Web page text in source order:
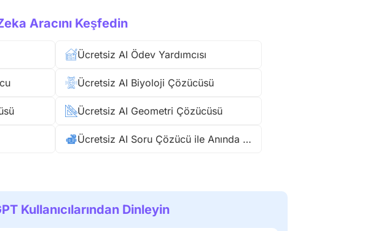
Aracını Keşfedin
Ücretsiz AI Ödev Yardımcısı
Ücretsiz AI Biyoloji Çözücüsü
Ücretsiz AI Geometri Çözücüsü
Ücretsiz AI Soru Çözücü ile Anında Yanıt Alın
Kullanıcılarından Dinleyin